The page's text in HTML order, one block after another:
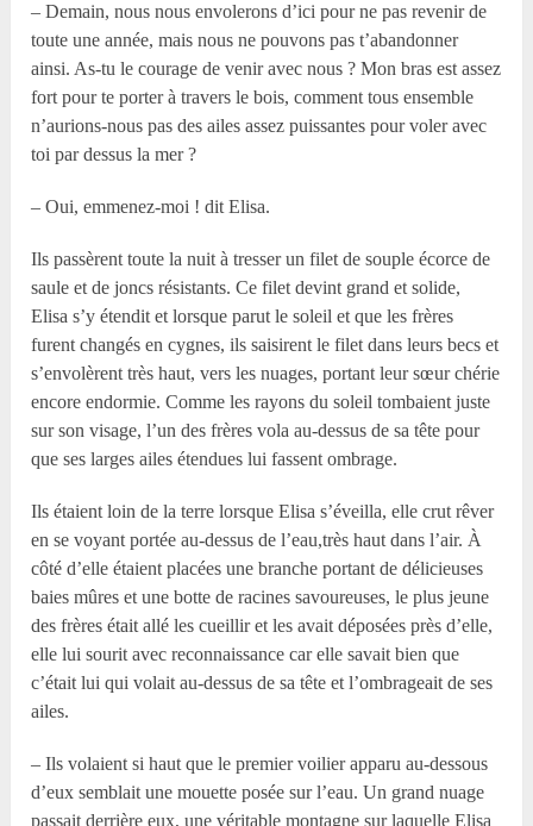
– Demain, nous nous envolerons d’ici pour ne pas revenir de
toute une année, mais nous ne pouvons pas t’abandonner
ainsi. As-tu le courage de venir avec nous ? Mon bras est assez
fort pour te porter à travers le bois, comment tous ensemble
n’aurions-nous pas des ailes assez puissantes pour voler avec
toi par dessus la mer ?
– Oui, emmenez-moi ! dit Elisa.
Ils passèrent toute la nuit à tresser un filet de souple écorce de
saule et de joncs résistants. Ce filet devint grand et solide,
Elisa s’y étendit et lorsque parut le soleil et que les frères
furent changés en cygnes, ils saisirent le filet dans leurs becs et
s’envolèrent très haut, vers les nuages, portant leur sœur chérie
encore endormie. Comme les rayons du soleil tombaient juste
sur son visage, l’un des frères vola au-dessus de sa tête pour
que ses larges ailes étendues lui fassent ombrage.
Ils étaient loin de la terre lorsque Elisa s’éveilla, elle crut rêver
en se voyant portée au-dessus de l’eau,très haut dans l’air. À
côté d’elle étaient placées une branche portant de délicieuses
baies mûres et une botte de racines savoureuses, le plus jeune
des frères était allé les cueillir et les avait déposées près d’elle,
elle lui sourit avec reconnaissance car elle savait bien que
c’était lui qui volait au-dessus de sa tête et l’ombrageait de ses
ailes.
– Ils volaient si haut que le premier voilier apparu au-dessous
d’eux semblait une mouette posée sur l’eau. Un grand nuage
passait derrière eux, une véritable montagne sur laquelle Elisa